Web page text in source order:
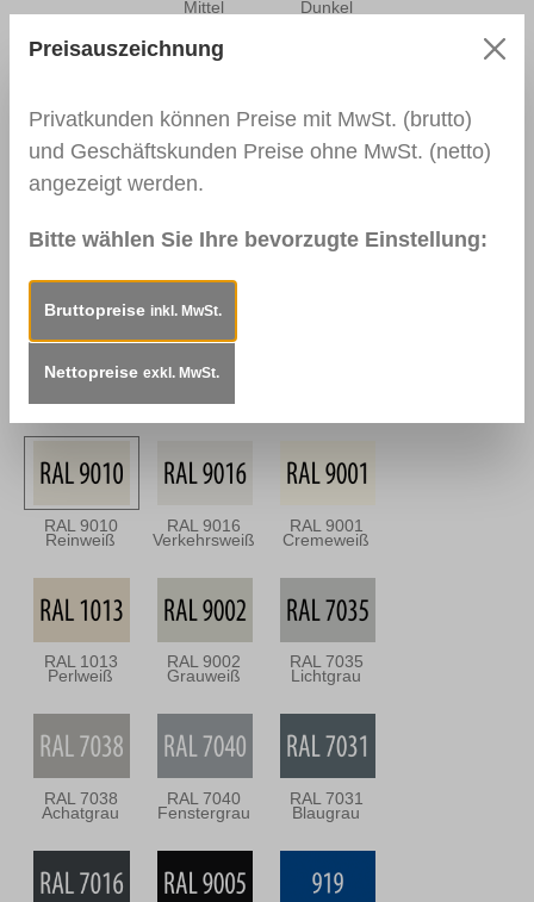
Mittel Dunkel
0164
Nussbaum
Antik
0112
Nussbraun
0166 Wenge
0139
Dunkel
0113 0114
Mahagoni Mooreiche
RAL 9010
Reinweiß
RAL 9016
Verkehrsweiß
RAL 9001
Cremeweiß
RAL 1013
Perlweiß
RAL 9002
Grauweiß
RAL 7035
Lichtgrau
RAL 7038
Achatgrau
RAL 7040
Fenstergrau
RAL 7031
Blaugrau
Preisauszeichnung
Privatkunden können Preise mit MwSt. (brutto)
und Geschäftskunden Preise ohne MwSt. (netto)
angezeigt werden.
Bitte wählen Sie Ihre bevorzugte Einstellung:
Bruttopreise inkl. MwSt.
Nettopreise exkl. MwSt.